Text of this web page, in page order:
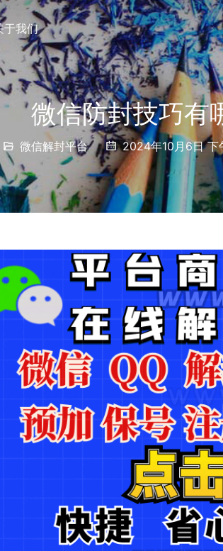
于我们
微信防封技巧有
微信解封平台 2024年10月6日 下